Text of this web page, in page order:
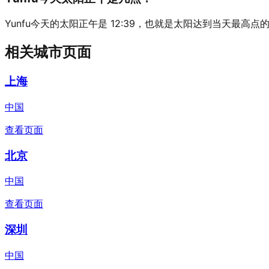
Yunfu今天的太阳正午是 12:39，也就是太阳达到当天最高点
相关城市页面
上海
中国
查看页面
北京
中国
查看页面
深圳
中国